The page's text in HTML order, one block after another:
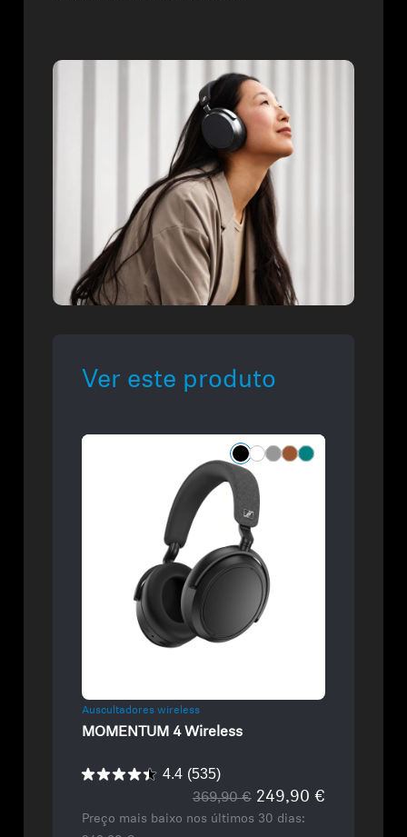
Ver este produto
Auscultadores wireless
MOMENTUM 4 Wireless
4.4 (535)
369,90 € 249,90 €
Preço mais baixo nos últimos 30 dias: